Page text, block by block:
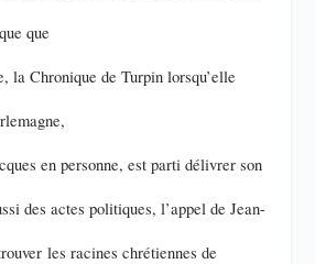
que
la Chronique de Turpin lorsqu’elle
en personne, est parti délivrer son
des actes politiques, l’appel de Jean-
les racines chrétiennes de